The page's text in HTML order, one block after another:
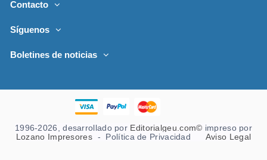
Contacto
Síguenos
Boletines de noticias
1996-2026, desarrollado por Editorialgeu.com© impreso por
Lozano Impresores- Política de Privacidad Aviso Legal